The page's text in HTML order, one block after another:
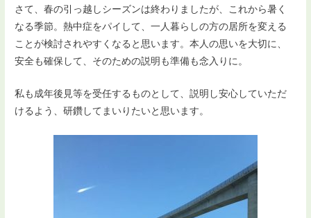
さて、春の引っ越しシーズンは終わりましたが、これから暑く
なる季節。熱中症をパイして、一人暮らしの方の居所を変える
ことが検討されやすくなると思います。本人の思いを大切に、
安全も確保して、そのための説明も準備も念入りに。
私も成年後見等を受任するものとして、説明し安心していただ
けるよう、研鑽してまいりたいと思います。